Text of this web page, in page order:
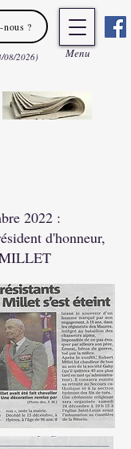
nous ?
08/2026) Menu
2022 :
d'honneur,